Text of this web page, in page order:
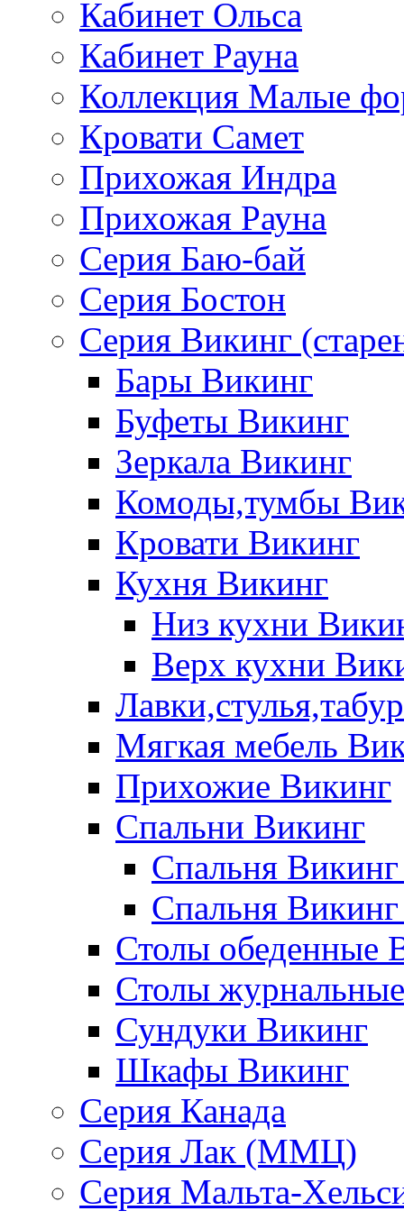
Кабинет Ольса
Кабинет Рауна
Коллекция Малые
Кровати Самет
Прихожая Индра
Прихожая Рауна
Серия Баю-бай
Серия Бостон
Серия Викинг
Бары Викинг
Буфеты Викинг
Зеркала Викинг
Комоды,тумбы
Кровати Викинг
Кухня Викинг
Низ кухни
Верх кухни
Мягкая мебель
Прихожие Викинг
Спальни Викинг
Спальня
Спальня
Столы обеденные
Столы
Сундуки Викинг
Шкафы Викинг
Серия Канада
Серия Лак (ММЦ)
Серия Мальта-